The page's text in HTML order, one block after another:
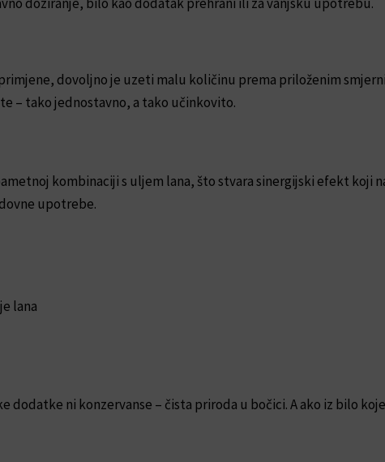
dovoljno je uzeti malu količinu prema priloženim
– tako jednostavno, a tako učinkovito.
kombinaciji s uljem lana, što stvara sinergijski efekt koji
upotrebe.
lana
ni konzervanse – čista priroda u bočici. A ako iz bilo